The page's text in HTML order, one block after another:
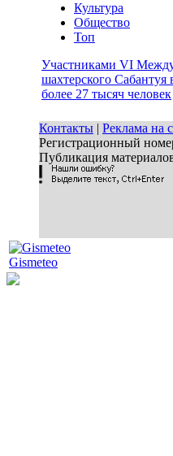
Культура
Общество
Топ
Участниками VI
шахтерского Сабантуя
более 27 тысяч человек
Контакты | Реклама на
Регистрационный
Публикация
Gismeteo